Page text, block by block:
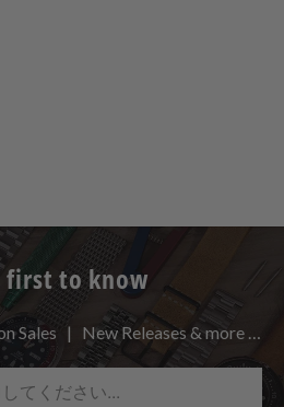
first to know
Sales | New Releases & more …